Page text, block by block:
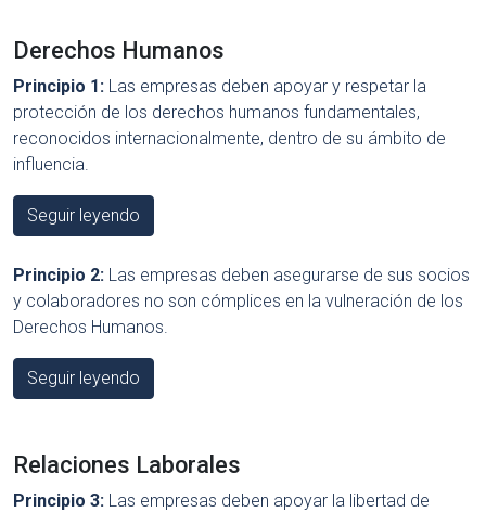
Derechos Humanos
Principio 1: Las empresas deben apoyar y respetar la
protección de los derechos humanos fundamentales,
reconocidos internacionalmente, dentro de su ámbito de
influencia.
Seguir leyendo
Principio 2: Las empresas deben asegurarse de sus socios
y colaboradores no son cómplices en la vulneración de los
Derechos Humanos.
Seguir leyendo
Relaciones Laborales
Principio 3: Las empresas deben apoyar la libertad de